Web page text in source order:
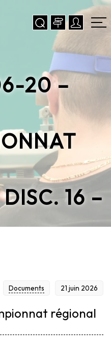
20 –
16 –
21 juin 2026
Documents
régional